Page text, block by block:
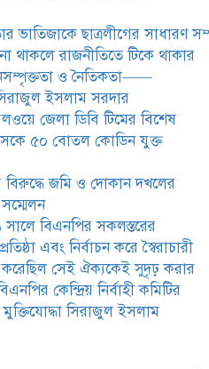
সকলস্তরের নেতাকর্মীরা ভঙ্গুর
এবং নির্বাচন করে
শেখ হাসিনাকে অপসারণ
সেই ঐক্যকেই সুদৃঢ় করার
নির্বাহী কমিটির নেতা,
ইসলাম সরদার
ভাতিজাকে ছাত্রলীগের সাধারণ
থাকলে রাজনীতিতে টিকে থাকার
ও নৈতিকতা——
ইসলাম সরদার
জেলা ডিবি টিমের বিশেষ
৫০ বোতল কোডিন যুক্ত
বিরুদ্ধে জমি ও দোকান দখলের
বিএনপির সকলস্তরের
এবং নির্বাচন করে স্বৈরাচারী
সেই ঐক্যকেই সুদৃঢ় করার
কেন্দ্রিয় নির্বাহী কমিটির
সিরাজুল ইসলাম